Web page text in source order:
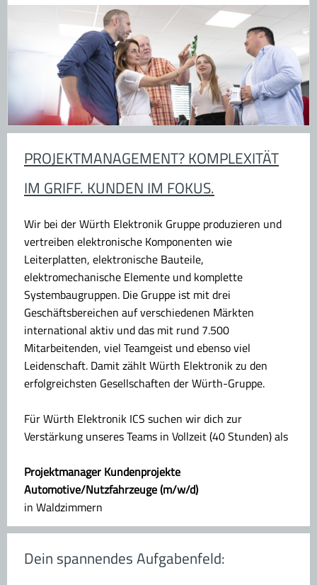
PROJEKTMANAGEMENT? KOMPLEXITÄT
IM GRIFF. KUNDEN IM FOKUS.
Wir bei der Würth Elektronik Gruppe produzieren und
vertreiben elektronische Komponenten wie
Leiterplatten, elektronische Bauteile,
elektromechanische Elemente und komplette
Systembaugruppen. Die Gruppe ist mit drei
Geschäftsbereichen auf verschiedenen Märkten
international aktiv und das mit rund 7.500
Mitarbeitenden, viel Teamgeist und ebenso viel
Leidenschaft. Damit zählt Würth Elektronik zu den
erfolgreichsten Gesellschaften der Würth-Gruppe.
Für Würth Elektronik ICS suchen wir dich zur
Verstärkung unseres Teams in Vollzeit (40 Stunden) als
Projektmanager Kundenprojekte
Automotive/Nutzfahrzeuge (m/w/d)
in Waldzimmern
Dein spannendes Aufgabenfeld: